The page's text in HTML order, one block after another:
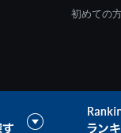
初めての